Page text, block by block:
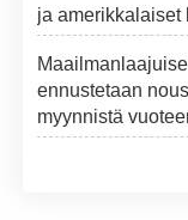
ja amerikkalaiset
ennustetaan
myynnistä